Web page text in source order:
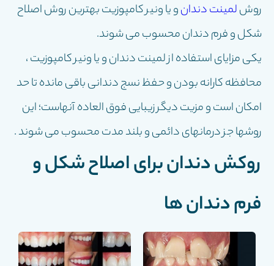
روشلمینت دندانو یا ونیر کامپوزیت بهترین روش اصلاح
شکل و فرم دندان محسوب می شوند.
یکی مزایای استفاده از لمینت دندان و یا ونیر کامپوزیت ،
محافظه کارانه بودن و حفظ نسج دندانی باقی مانده تا حد
امکان است و مزیت دیگر زیبایی فوق العاده آنهاست؛ این
روشها جز درمانهای دائمی و بلند مدت محسوب می شوند .
روکش دندان برای اصلاح شکل و
فرم دندان ها